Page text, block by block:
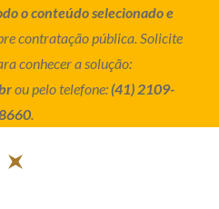
o conteúdo selecionado e
contratação pública. Solicite
conhecer a solução:
ou pelo telefone:(41) 2109-
.